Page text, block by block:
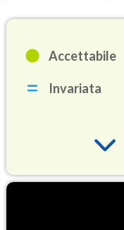
Accettabile
Invariata